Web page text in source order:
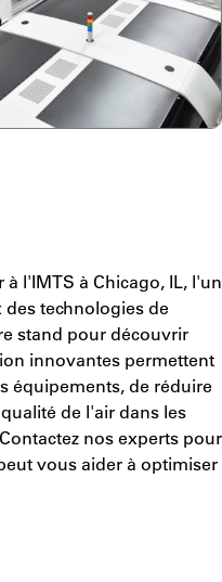
l'IMTS à Chicago, IL, l'un
technologies de
stand pour découvrir
innovantes permettent
équipements, de réduire
de l'air dans les
nos experts pour
vous aider à optimiser